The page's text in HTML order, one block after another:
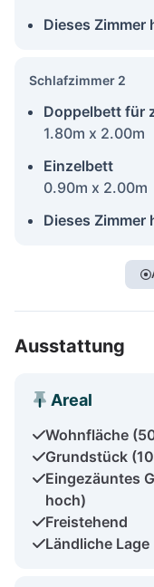
Dieses Zimmer
Schlafzimmer 2
Doppelbett für
1.80m x 2.00m
Einzelbett
0.90m x 2.00m
Dieses Zimmer
Ausstattung
Areal
Wohnfläche
Grundstück
Eingezäuntes
hoch)
Freistehend
Ländliche Lage